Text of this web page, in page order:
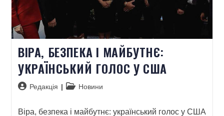
ВІРА, БЕЗПЕКА І МАЙБУТНЄ:
УКРАЇНСЬКИЙ ГОЛОС У США
Редакція Новини
Віра, безпека і майбутнє: український голос у США